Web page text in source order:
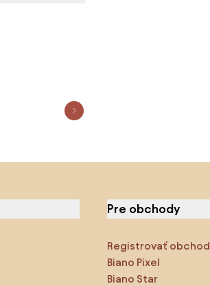
Pre obchody
Registrovať obchod
Biano Pixel
Biano Star